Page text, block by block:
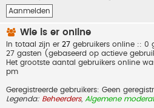
Wie is er online
In totaal zijn er 27 gebruikers online :: 0
27 gasten (gebaseerd op actieve
Het grootste aantal gebruikers online
pm
Geregistreerde gebruikers: Geen
Legenda: Beheerders, Algemene